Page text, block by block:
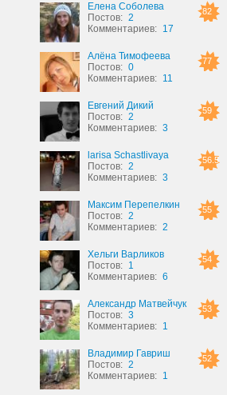
82
Елена Соболева
Постов: 2
Комментариев: 17
77
Алёна Тимофеева
Постов: 0
Комментариев: 11
59
Евгений Дикий
Постов: 2
Комментариев: 3
56.5
larisa Schastlivaya
Постов: 2
Комментариев: 3
55
Максим Перепелкин
Постов: 2
Комментариев: 2
54
Хельги Варликов
Постов: 1
Комментариев: 6
53
Александр Матвейчук
Постов: 3
Комментариев: 1
52
Владимир Гавриш
Постов: 2
Комментариев: 1